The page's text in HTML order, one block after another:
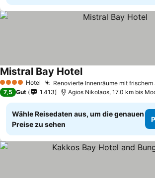
4 Sterne Hotel Renovierte Innenräume mit frischem
Mistral Bay Hotel
7,5 Gut 1.413 Agios Nikolaos, 17.0 km bis
Wähle Reisedaten aus, um die genauen
Preise zu sehen